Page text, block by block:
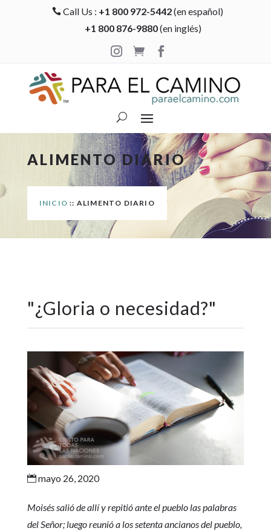
 Call Us : +1 800 972-5442(en español)
+1 800 876-9880(en inglés)

 
ALIMENTO DIARIO
INICIO :: ALIMENTO DIARIO
"¿Gloria o necesidad?"
mayo 26, 2020
Moisés salió de allí y repitió ante el pueblo las palabras
del Señor; luego reunió a los setenta ancianos del pueblo,